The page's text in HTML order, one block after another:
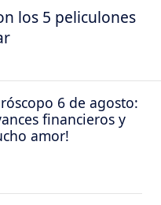
los 5 peliculones
6 de agosto:
financieros y
amor!